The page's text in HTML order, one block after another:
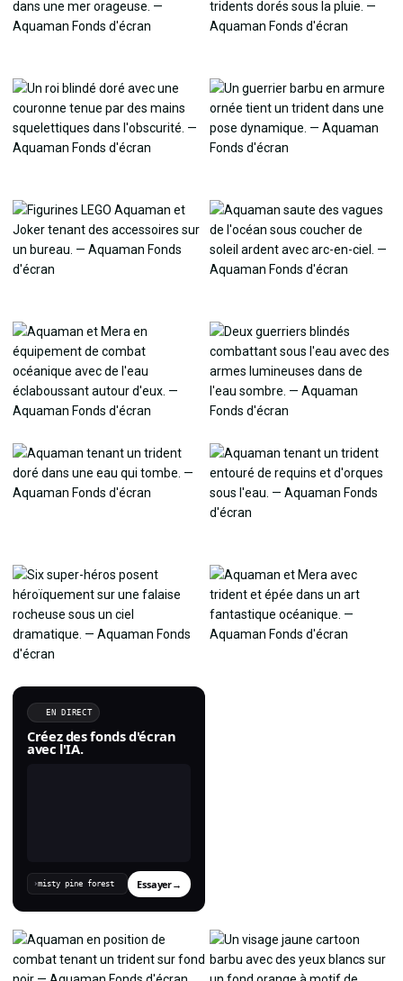
EN DIRECT
Créez des fonds d'écran
avec l'IA.
› Essayer→